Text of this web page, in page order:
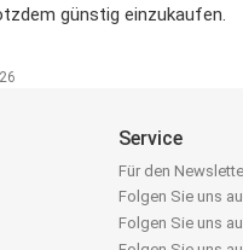
günstig einzukaufen.
Service
Für den
Folgen Sie uns
Folgen Sie uns